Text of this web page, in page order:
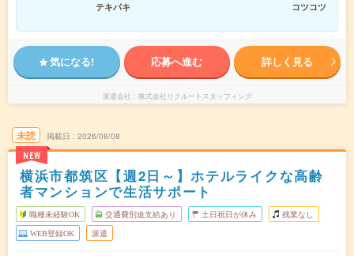
テキパキ
コツコツ
気になる! 応募へ進む 詳しく見る
派遣会社 株式会社リクルートスタッフィング
未読
NEW
掲載日 2026/08/08
横浜市都筑区【週2日～】ホテルライクな高齢
者マンションで生活サポート
職種未経験OK 交通費別途支給あり 土日祝日が休み 残業なし
WEB登録OK 派遣